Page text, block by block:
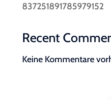
837251891785979152
Recent
Keine Kommentare